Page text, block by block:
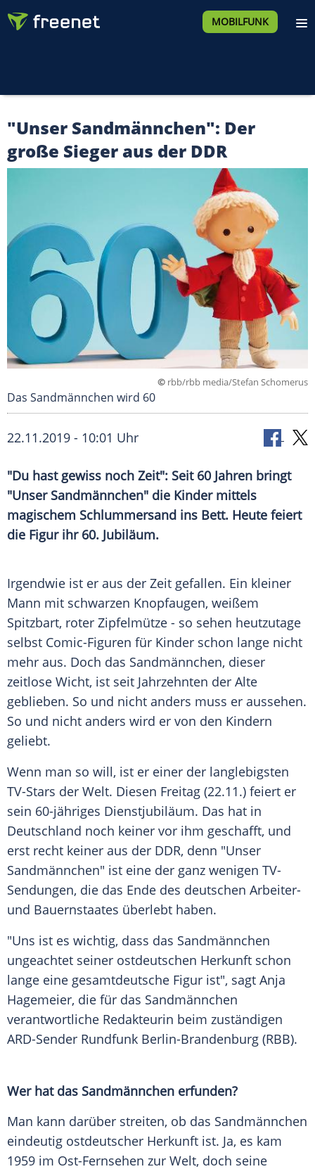
MOBILFUNK
"Unser Sandmännchen": Der
große Sieger aus der DDR
© rbb/rbb media/Stefan Schomerus
Das Sandmännchen wird 60
22.11.2019 - 10:01 Uhr
"Du hast gewiss noch Zeit": Seit 60 Jahren bringt
"Unser Sandmännchen" die Kinder mittels
magischem Schlummersand ins Bett. Heute feiert
die Figur ihr 60. Jubiläum.
Irgendwie ist er aus der Zeit gefallen. Ein kleiner
Mann mit schwarzen Knopfaugen, weißem
Spitzbart, roter Zipfelmütze - so sehen heutzutage
selbst Comic-Figuren für Kinder schon lange nicht
mehr aus. Doch das Sandmännchen, dieser
zeitlose Wicht, ist seit Jahrzehnten der Alte
geblieben. So und nicht anders muss er aussehen.
So und nicht anders wird er von den Kindern
geliebt.
Wenn man so will, ist er einer der langlebigsten
TV-Stars der Welt. Diesen Freitag (22.11.) feiert er
sein 60-jähriges Dienstjubiläum. Das hat in
Deutschland noch keiner vor ihm geschafft, und
erst recht keiner aus der DDR, denn "Unser
Sandmännchen" ist eine der ganz wenigen TV-
Sendungen, die das Ende des deutschen Arbeiter-
und Bauernstaates überlebt haben.
"Uns ist es wichtig, dass das Sandmännchen
ungeachtet seiner ostdeutschen Herkunft schon
lange eine gesamtdeutsche Figur ist", sagt Anja
Hagemeier, die für das Sandmännchen
verantwortliche Redakteurin beim zuständigen
ARD-Sender Rundfunk Berlin-Brandenburg (RBB).
Wer hat das Sandmännchen erfunden?
Man kann darüber streiten, ob das Sandmännchen
eindeutig ostdeutscher Herkunft ist. Ja, es kam
1959 im Ost-Fernsehen zur Welt, doch seine